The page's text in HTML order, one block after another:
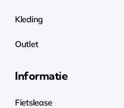
Kleding
Outlet
Informatie
Fietslease